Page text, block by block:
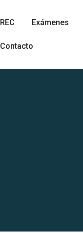
REC Exámenes
Contacto